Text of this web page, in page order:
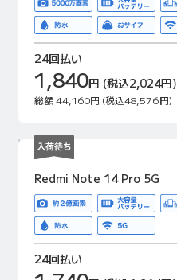
24回払い
1,840円 (税込2,024円)
総額44,160円 (税込48,576円)
Redmi Note 14 Pro 5G
24回払い